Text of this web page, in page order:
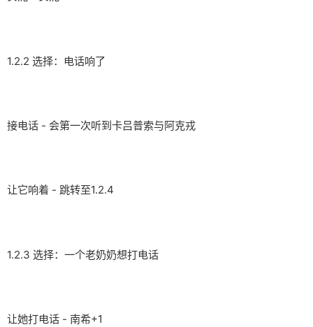
1.2.2 选择：电话响了
接电话 - 会第一次听到卡吕普索与阿克戎
让它响着 - 跳转至1.2.4
1.2.3 选择：一个老奶奶想打电话
让她打电话 - 南希+1